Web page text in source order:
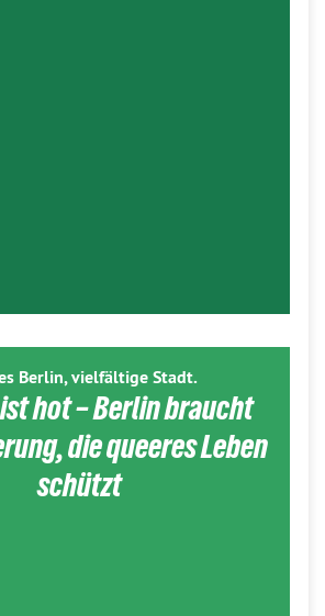
Berlin, vielfältige Stadt.
hot – Berlin braucht
die queeres Leben
schützt